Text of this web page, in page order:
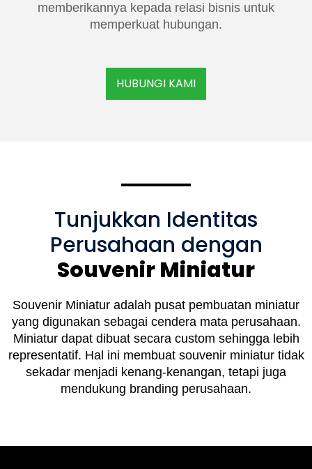
memberikannya kepada relasi bisnis untuk
memperkuat hubungan.
HUBUNGI KAMI
Tunjukkan Identitas
Perusahaan dengan
Souvenir Miniatur
Souvenir Miniatur adalah pusat pembuatan miniatur
yang digunakan sebagai cendera mata perusahaan.
Miniatur dapat dibuat secara custom sehingga lebih
representatif. Hal ini membuat souvenir miniatur tidak
sekadar menjadi kenang-kenangan, tetapi juga
mendukung branding perusahaan.